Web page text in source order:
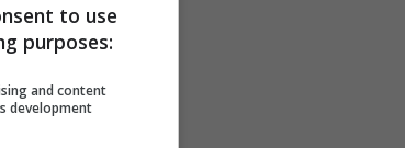
to use
purposes:
and content
development